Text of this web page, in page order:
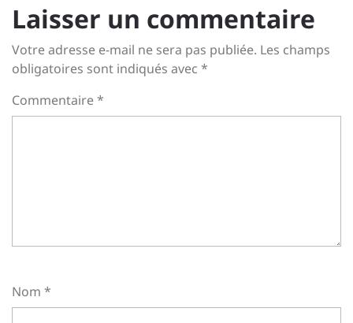
Laisser un commentaire
Votre adresse e-mail ne sera pas publiée. Les champs
obligatoires sont indiqués avec *
Commentaire*
Nom *